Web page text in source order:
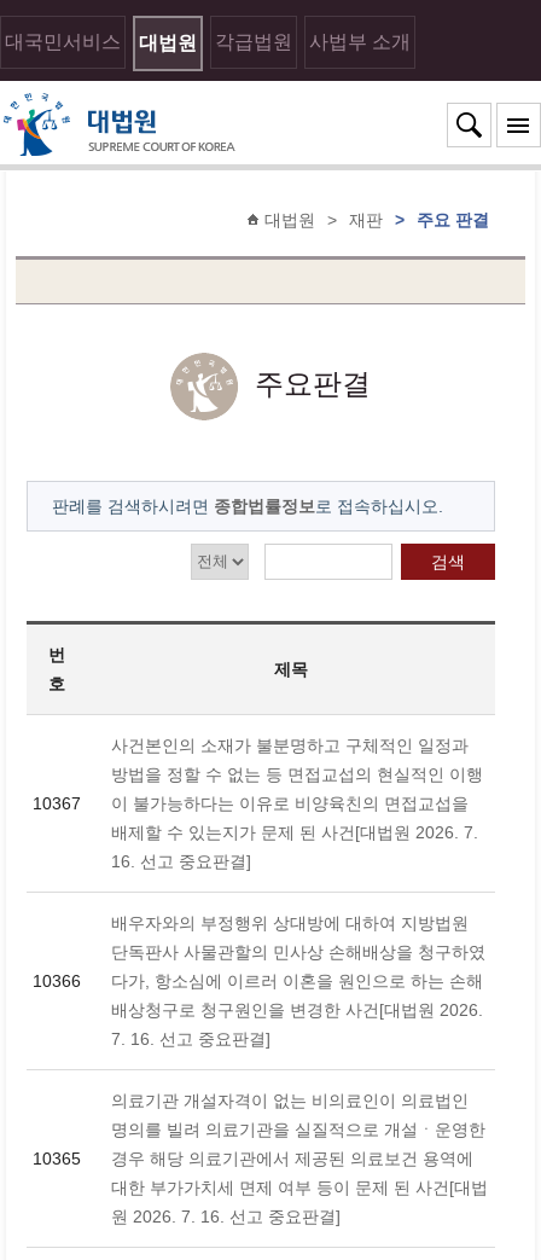
대국민서비스 대법원 각급법원 사법부 소개
대법원 > 재판 > 주요 판결
주요판결
판례를 검색하시려면 종합법률정보 로 접속하십시오.
검색
번
호
제목
10367
사건본인의 소재가 불분명하고 구체적인 일정과
방법을 정할 수 없는 등 면접교섭의 현실적인 이행
이 불가능하다는 이유로 비양육친의 면접교섭을
배제할 수 있는지가 문제 된 사건[대법원 2026. 7.
16. 선고 중요판결]
10366
배우자와의 부정행위 상대방에 대하여 지방법원
단독판사 사물관할의 민사상 손해배상을 청구하였
다가, 항소심에 이르러 이혼을 원인으로 하는 손해
배상청구로 청구원인을 변경한 사건[대법원 2026.
7. 16. 선고 중요판결]
10365
의료기관 개설자격이 없는 비의료인이 의료법인
명의를 빌려 의료기관을 실질적으로 개설ㆍ운영한
경우 해당 의료기관에서 제공된 의료보건 용역에
대한 부가가치세 면제 여부 등이 문제 된 사건[대법
원 2026. 7. 16. 선고 중요판결]